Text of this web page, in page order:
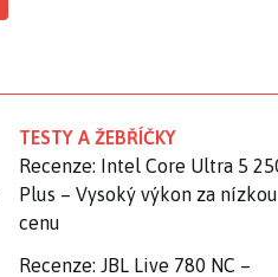
TESTY A ŽEBŘÍČKY
Recenze: Intel Core Ultra 5
Plus – Vysoký výkon za nízkou
cenu
Recenze: JBL Live 780 NC –